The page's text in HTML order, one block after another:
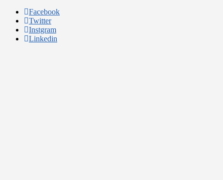
Facebook
Twitter
Instgram
Linkedin